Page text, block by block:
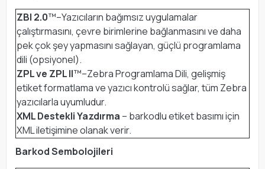
ZBI 2.0™–Yazıcıların bağımsız uygulamalar
çalıştırmasını, çevre birimlerine bağlanmasını ve daha
pek çok şey yapmasını sağlayan, güçlü programlama
dili (opsiyonel).
ZPL ve ZPL II™–Zebra Programlama Dili, gelişmiş
etiket formatlama ve yazıcı kontrolü sağlar, tüm Zebra
yazıcılarla uyumludur.
XML Destekli Yazdırma – barkodlu etiket basımı için
XML iletişimine olanak verir.
Barkod Sembolojileri